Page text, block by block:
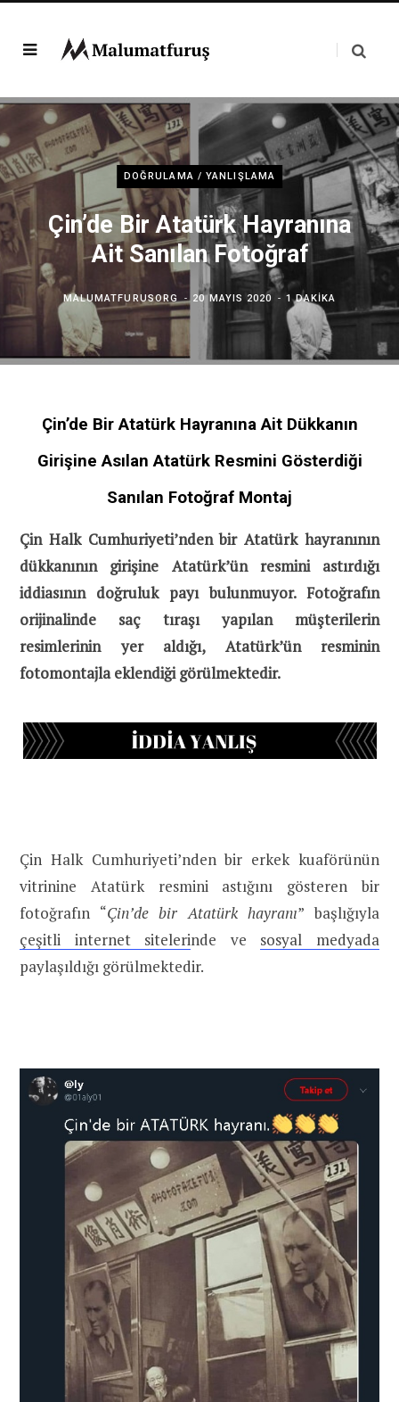
DOĞRULAMA / YANLIŞLAMA
Çin’de Bir Atatürk Hayranına
Ait Sanılan Fotoğraf
MALUMATFURUSORG 20 MAYIS 2020 1 DAKIKA
Çin’de Bir Atatürk Hayranına Ait Dükkanın
Girişine Asılan Atatürk Resmini Gösterdiği
Sanılan Fotoğraf Montaj
Çin Halk Cumhuriyeti’nden bir Atatürk hayranının
dükkanının girişine Atatürk’ün resmini astırdığı
iddiasının doğruluk payı bulunmuyor. Fotoğrafın
orijinalinde saç tıraşı yapılan müşterilerin
resimlerinin yer aldığı, Atatürk’ün resminin
fotomontajla eklendiği görülmektedir.
Çin Halk Cumhuriyeti’nden bir erkek kuaförünün
vitrinine Atatürk resmini astığını gösteren bir
fotoğrafın “Çin’de bir Atatürk hayranı” başlığıyla
çeşitli internet sitelerinde ve sosyal medyada
paylaşıldığı görülmektedir.